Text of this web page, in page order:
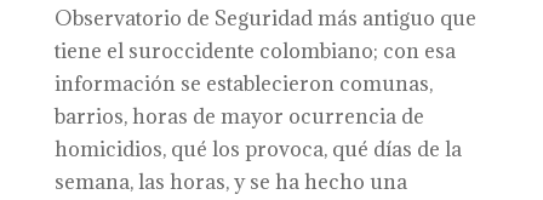
Observatorio de Seguridad más antiguo que
tiene el suroccidente colombiano; con esa
información se establecieron comunas,
barrios, horas de mayor ocurrencia de
homicidios, qué los provoca, qué días de la
semana, las horas, y se ha hecho una